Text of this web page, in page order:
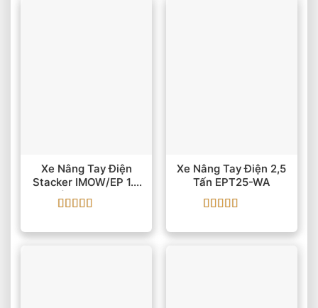
Xe Nâng Tay Điện
Stacker IMOW/EP 1.5
Tấn 6000 Mm
hạng55 sao
Xe Nâng Tay Điện 2,5
Tấn EPT25-WA
hạng55 sao